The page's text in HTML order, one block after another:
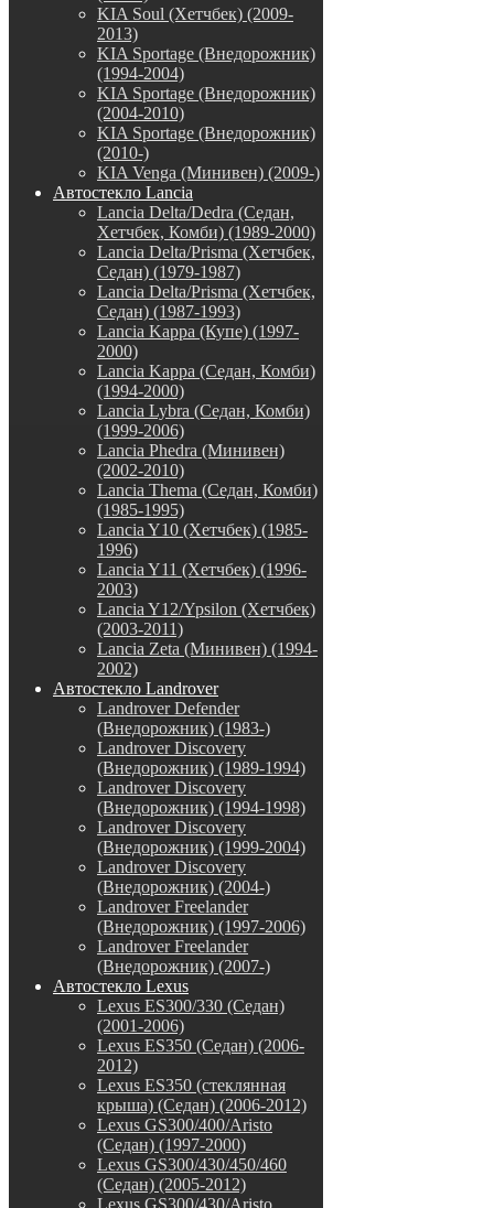
KIA Soul (Хетчбек) (2009-
2013)
KIA Sportage (Внедорожник)
(1994-2004)
KIA Sportage (Внедорожник)
(2004-2010)
KIA Sportage (Внедорожник)
(2010-)
KIA Venga (Минивен) (2009-)
Автостекло Lancia
Lancia Delta/Dedra (Седан,
Хетчбек, Комби) (1989-2000)
Lancia Delta/Prisma (Хетчбек,
Седан) (1979-1987)
Lancia Delta/Prisma (Хетчбек,
Седан) (1987-1993)
Lancia Kappa (Купе) (1997-
2000)
Lancia Kappa (Седан, Комби)
(1994-2000)
Lancia Lybra (Седан, Комби)
(1999-2006)
Lancia Phedra (Минивен)
(2002-2010)
Lancia Thema (Седан, Комби)
(1985-1995)
Lancia Y10 (Хетчбек) (1985-
1996)
Lancia Y11 (Хетчбек) (1996-
2003)
Lancia Y12/Ypsilon (Хетчбек)
(2003-2011)
Lancia Zeta (Минивен) (1994-
2002)
Автостекло Landrover
Landrover Defender
(Внедорожник) (1983-)
Landrover Discovery
(Внедорожник) (1989-1994)
Landrover Discovery
(Внедорожник) (1994-1998)
Landrover Discovery
(Внедорожник) (1999-2004)
Landrover Discovery
(Внедорожник) (2004-)
Landrover Freelander
(Внедорожник) (1997-2006)
Landrover Freelander
(Внедорожник) (2007-)
Автостекло Lexus
Lexus ES300/330 (Седан)
(2001-2006)
Lexus ES350 (Седан) (2006-
2012)
Lexus ES350 (стеклянная
крыша) (Седан) (2006-2012)
Lexus GS300/400/Aristo
(Седан) (1997-2000)
Lexus GS300/430/450/460
(Седан) (2005-2012)
Lexus GS300/430/Aristo